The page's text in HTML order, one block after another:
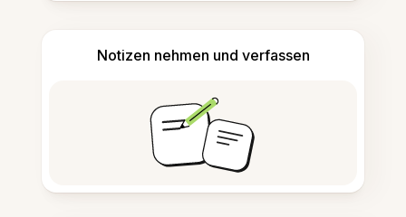
Notizen nehmen und verfassen